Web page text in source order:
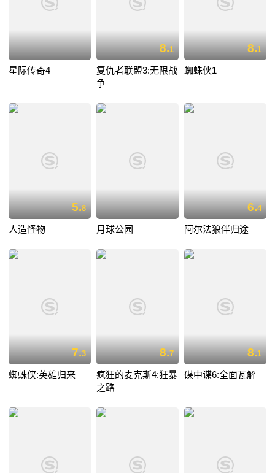
星际传奇4
8.1
复仇者联盟3:无限战
争
8.1
蜘蛛侠1
5.8
人造怪物 月球公园
6.4
阿尔法狼伴归途
7.3
蜘蛛侠:英雄归来
8.7
疯狂的麦克斯4:狂暴
之路
8.1
碟中谍6:全面瓦解